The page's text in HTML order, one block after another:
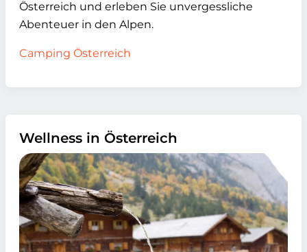
Österreich und erleben Sie unvergessliche
Abenteuer in den Alpen.
Camping Österreich
Wellness in Österreich